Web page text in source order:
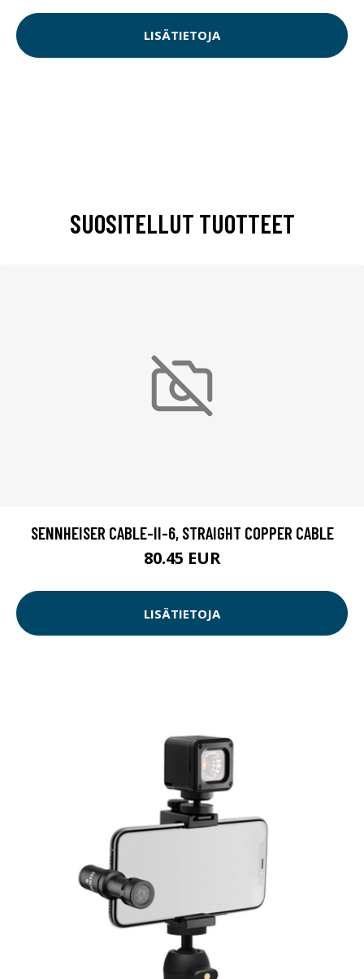
LISÄTIETOJA
SUOSITELLUT TUOTTEET
SENNHEISER CABLE-II-6, STRAIGHT COPPER CABLE
80.45 EUR
LISÄTIETOJA